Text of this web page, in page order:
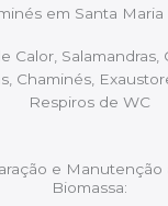
em Santa Maria
Calor, Salamandras,
Chaminés,
Respiros de WC
e Manutenção
Biomassa: